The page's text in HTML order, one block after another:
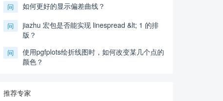
问 如何更好的显示偏差曲线？
问
jiazhu 宏包是否能实现 linespread &lt; 1 的排
版？
问
使用pgfplots绘折线图时，如何改变某几个点的
颜色？
推荐专家